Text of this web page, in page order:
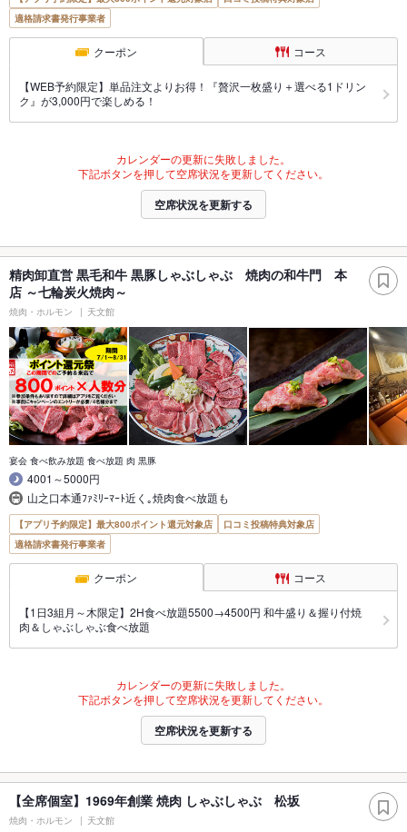
適格請求書発行事業者
クーポン コース
【WEB予約限定】単品注文よりお得！『贅沢一枚盛り＋選べる1ドリン
ク』が3,000円で楽しめる！
カレンダーの更新に失敗しました。
下記ボタンを押して空席状況を更新してください。
空席状況を更新する
精肉卸直営 黒毛和牛 黒豚しゃぶしゃぶ 焼肉の和牛門 本
店 ～七輪炭火焼肉～
焼肉・ホルモン 天文館
宴会 食べ飲み放題 食べ放題 肉 黒豚
4001～5000円
山之口本通ﾌｧﾐﾘｰﾏｰﾄ近く｡焼肉食べ放題も
【アプリ予約限定】最大800ポイント還元対象店
口コミ投稿特典対象店
適格請求書発行事業者
クーポン コース
【1日3組月～木限定】2H食べ放題5500→4500円 和牛盛り＆握り付焼
肉＆しゃぶしゃぶ食べ放題
カレンダーの更新に失敗しました。
下記ボタンを押して空席状況を更新してください。
空席状況を更新する
【全席個室】1969年創業 焼肉 しゃぶしゃぶ 松坂
焼肉・ホルモン 天文館